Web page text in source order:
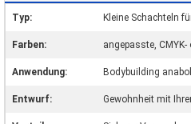
Typ: Kleine Schachteln
Farben: angepasste,
Anwendung: Bodybuilding
Entwurf: Gewohnheit mit